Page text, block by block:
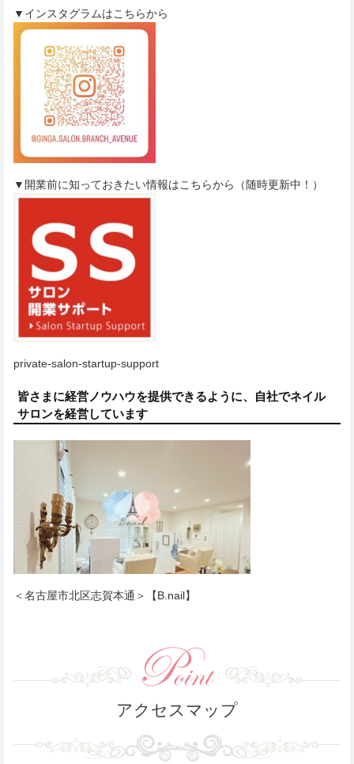
▼インスタグラムはこちらから
▼開業前に知っておきたい情報はこちらから（随時更新中！）
private-salon-startup-support
皆さまに経営ノウハウを提供できるように、自社でネイル
サロンを経営しています
＜名古屋市北区志賀本通＞【B.nail】
アクセスマップ